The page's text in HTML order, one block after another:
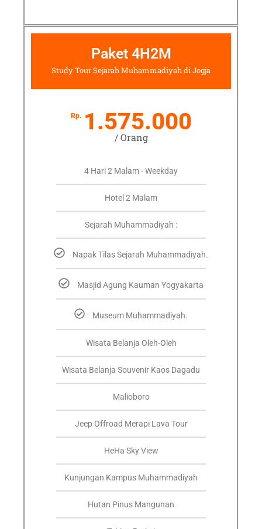
Paket 4H2M
Study Tour Sejarah Muhammadiyah di Jogja
Rp. 1.575.000
/ Orang
4 Hari 2 Malam - Weekday
Hotel 2 Malam
Sejarah Muhammadiyah :
Napak Tilas Sejarah Muhammadiyah.
Masjid Agung Kauman Yogyakarta
Museum Muhammadiyah.
Wisata Belanja Oleh-Oleh
Wisata Belanja Souvenir Kaos Dagadu
Malioboro
Jeep Offroad Merapi Lava Tour
HeHa Sky View
Kunjungan Kampus Muhammadiyah
Hutan Pinus Mangunan